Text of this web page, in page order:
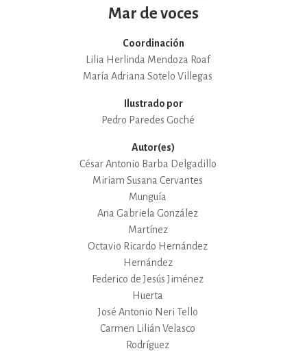
Mar de voces
Coordinación
Lilia Herlinda Mendoza Roaf
María Adriana Sotelo Villegas
Ilustrado por
Pedro Paredes Goché
Autor(es)
César Antonio Barba Delgadillo
Miriam Susana Cervantes
Munguía
Ana Gabriela González
Martínez
Octavio Ricardo Hernández
Hernández
Federico de Jesús Jiménez
Huerta
José Antonio Neri Tello
Carmen Lilián Velasco
Rodríguez